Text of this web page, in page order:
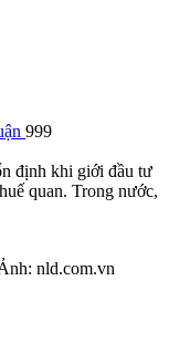
999
định khi giới đầu tư
quan. Trong nước,
nld.com.vn